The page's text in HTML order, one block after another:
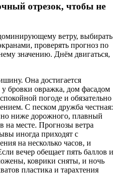
отрезок, чтобы не
ветру, выбирать
проверять прогноз по
значению. Днём двигаться,
Она достигается
бровки овражка, дом фасадом
погоде и обязательно
С песком дружба честная:
ниже дорожного, плавный
на месте. Прогнозы ветра
иногда приходят с
на несколько часов, и
вечер обещает пять баллов и
коврики сняты, и ночь
пластика и тарахтения